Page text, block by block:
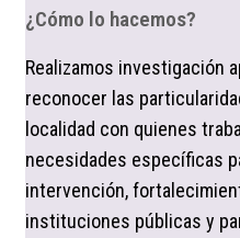
¿Cómo lo hacemos?
Realizamos investigación
reconocer las
localidad con quienes
necesidades específicas
intervención,
instituciones públicas y